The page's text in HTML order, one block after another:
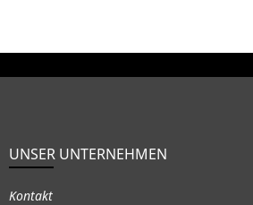
UNSER UNTERNEHMEN
Kontakt